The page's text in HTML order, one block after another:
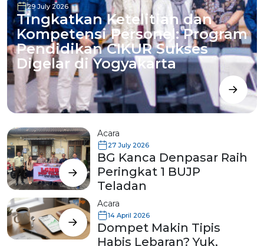
29 July 2026
Tingkatkan Ketelitian dan
Kompetensi Personel: Program
Pendidikan CIKUR Sukses
Digelar di Yogyakarta
Acara
27 July 2026
BG Kanca Denpasar Raih
Peringkat 1 BUJP
Teladan
Acara
14 April 2026
Dompet Makin Tipis
Habis Lebaran? Yuk,